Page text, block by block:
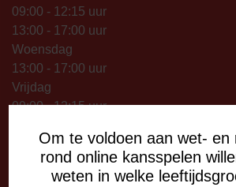
Om te voldoen aan wet- en
rond online kansspelen
weten in welke
09:00 - 12:15 uur
13:00 - 17:00 uur
Woensdag
13:00 - 17:00 uur
Vrijdag
09:00 - 12:15 uur
Op thuiswedstrijddagen bereikbaar
CORRESPONDENTIE-ADRES